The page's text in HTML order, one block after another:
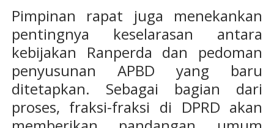
Pimpinan rapat juga menekankan
pentingnya keselarasan antara
kebijakan Ranperda dan pedoman
penyusunan APBD yang baru
ditetapkan. Sebagai bagian dari
proses, fraksi-fraksi di DPRD akan